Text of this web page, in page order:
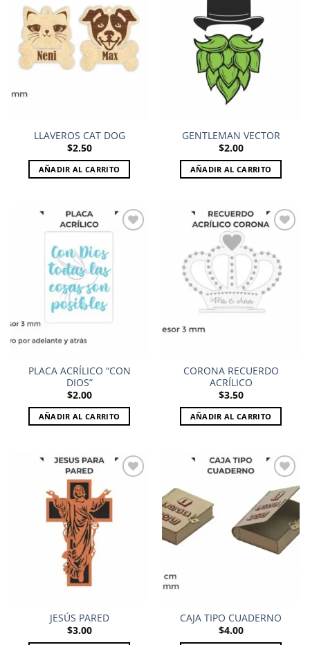
Add to
wishlist
LLAVEROS CAT DOG
$2.50
AÑADIR AL CARRITO
GENTLEMAN VECTOR
$2.00
AÑADIR AL CARRITO
PLACA ACRÍLICO “CON
DIOS”
$2.00
AÑADIR AL CARRITO
Add to
wishlist
CORONA RECUERDO
ACRÍLICO
$3.50
AÑADIR AL CARRITO
JESÚS PARED
$3.00
Add to
wishlist
CAJA TIPO CUADERNO
$4.00